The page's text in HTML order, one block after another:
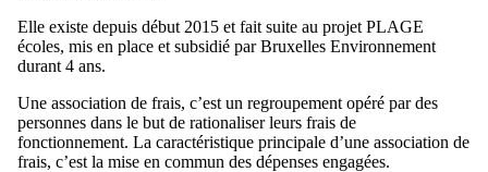
Elle existe depuis début 2015 et fait suite au projet PLAGE
écoles, mis en place et subsidié par Bruxelles Environnement
durant 4 ans.
Une association de frais, c’est un regroupement opéré par des
personnes dans le but de rationaliser leurs frais de
fonctionnement. La caractéristique principale d’une association de
frais, c’est la mise en commun des dépenses engagées.